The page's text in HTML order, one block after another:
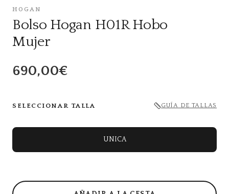
HOGAN
Bolso Hogan H01R Hobo
Mujer
690,00€
SELECCIONAR TALLA GUÍA DE TALLAS
UNICA